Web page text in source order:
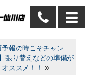
予報の時こそチャン
張り替えなどの準備が
オススメ！！
»